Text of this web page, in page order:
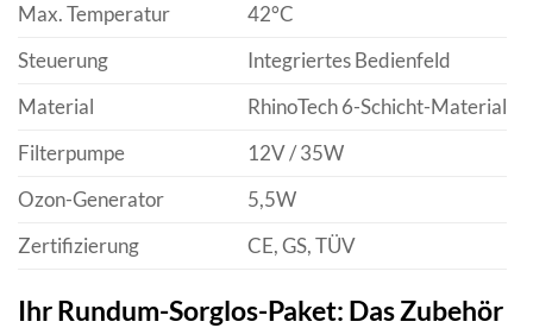
Max. Temperatur
42°C
Steuerung
Integriertes Bedienfeld
Material
RhinoTech 6-Schicht-Material
Filterpumpe
12V / 35W
Ozon-Generator
5,5W
Zertifizierung
CE, GS, TÜV
Ihr Rundum-Sorglos-Paket: Das Zubehör